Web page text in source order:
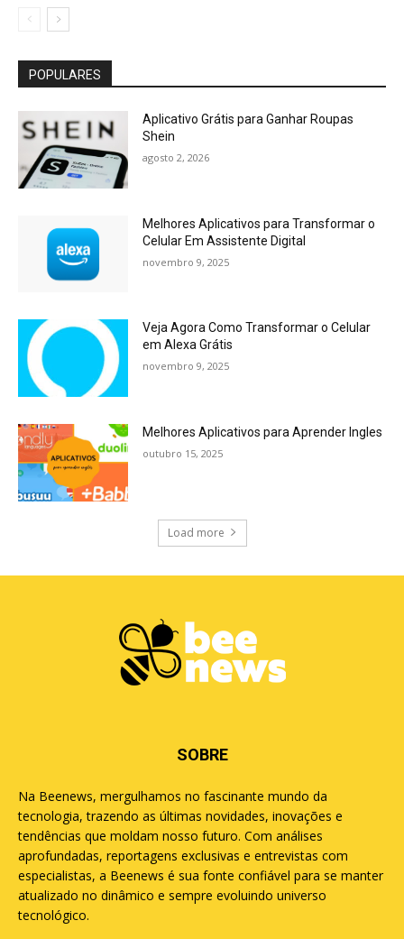
POPULARES
Aplicativo Grátis para Ganhar Roupas
Shein
agosto 2, 2026
Melhores Aplicativos para Transformar o
Celular Em Assistente Digital
novembro 9, 2025
Veja Agora Como Transformar o Celular
em Alexa Grátis
novembro 9, 2025
Melhores Aplicativos para Aprender Ingles
outubro 15, 2025
Load more
SOBRE
Na Beenews, mergulhamos no fascinante mundo da
tecnologia, trazendo as últimas novidades, inovações e
tendências que moldam nosso futuro. Com análises
aprofundadas, reportagens exclusivas e entrevistas com
especialistas, a Beenews é sua fonte confiável para se manter
atualizado no dinâmico e sempre evoluindo universo
tecnológico.